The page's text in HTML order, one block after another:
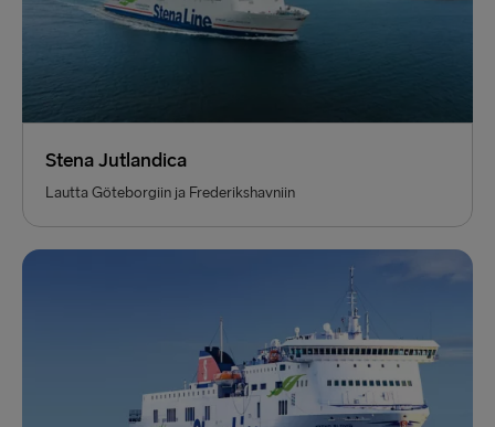
Stena Jutlandica
Lautta Göteborgiin ja Frederikshavniin